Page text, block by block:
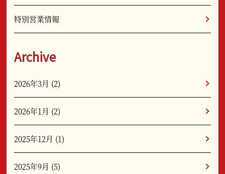
特別営業情報
Archive
2026年3月 (2)
2026年1月 (2)
2025年12月 (1)
2025年9月 (5)